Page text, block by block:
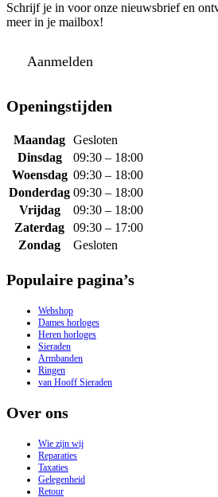
Schrijf je in voor onze nieuwsbrief en
meer in je mailbox!
Aanmelden
Openingstijden
Maandag Gesloten
Dinsdag
09:30 – 18:00
Woensdag 09:30 – 18:00
Donderdag 09:30 – 18:00
Vrijdag
09:30 – 18:00
Zaterdag
09:30 – 17:00
Zondag
Gesloten
Populaire pagina’s
Webshop
Dames horloges
Heren horloges
Sieraden
Armbanden
Ringen
van Hooff Sieraden
Over ons
Wie zijn wij
Reparaties
Taxaties
Gelegenheid
Retour